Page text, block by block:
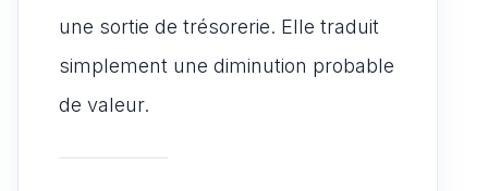
une sortie de trésorerie. Elle traduit
simplement une diminution probable
de valeur.